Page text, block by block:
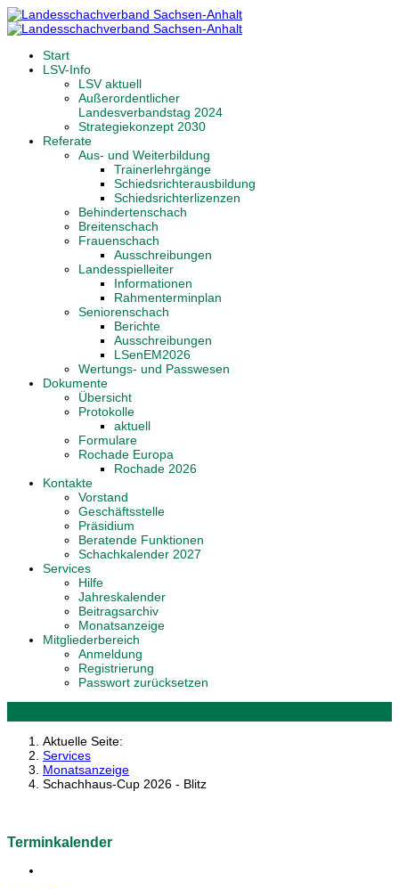
Start
LSV-Info
LSV aktuell
Außerordentlicher
Landesverbandstag 2024
Strategiekonzept 2030
Referate
Aus- und Weiterbildung
Trainerlehrgänge
Schiedsrichterausbildung
Schiedsrichterlizenzen
Behindertenschach
Breitenschach
Frauenschach
Ausschreibungen
Landesspielleiter
Informationen
Rahmenterminplan
Seniorenschach
Berichte
Ausschreibungen
LSenEM2026
Wertungs- und Passwesen
Dokumente
Übersicht
Protokolle
aktuell
Formulare
Rochade Europa
Rochade 2026
Kontakte
Vorstand
Geschäftsstelle
Präsidium
Beratende Funktionen
Schachkalender 2027
Services
Hilfe
Jahreskalender
Beitragsarchiv
Monatsanzeige
Mitgliederbereich
Anmeldung
Registrierung
Passwort zurücksetzen
Aktuelle Seite:
Services
Monatsanzeige
Schachhaus-Cup 2026 - Blitz
Terminkalender